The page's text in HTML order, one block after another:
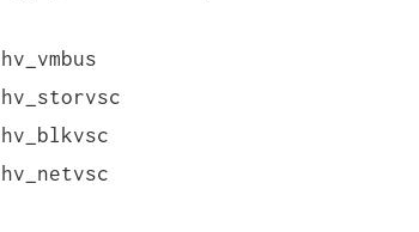
hv_vmbus
hv_storvsc
hv_blkvsc
hv_netvsc